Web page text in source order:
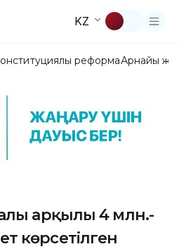
KZ
реформаАрнайы
арқылы 4 млн.-
көрсетілген